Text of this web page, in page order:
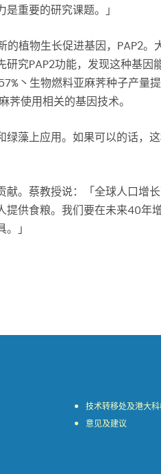
重要的研究课题。」
的植物生长促进基因，PAP2。
究PAP2功能，发现这种基因
丶生物燃料亚麻荠种子产量
使用相关的基因技术。
藻上应用。如果可以的话，
。蔡教授说：「全球人口增
供食粮。我们要在未来40年
」
技术转移处及港大科
意见及建议